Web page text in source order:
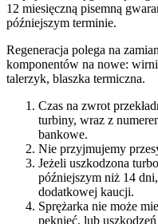
12 miesięczną pisemną
późniejszym terminie.
Regeneracja polega na
komponentów na nowe:
talerzyk, blaszka termiczna.
Czas na zwrot
turbiny, wraz z
bankowe.
Nie przyjmujemy
Jeżeli uszkodzona
późniejszym niż 14
dodatkowej kaucji.
Sprężarka nie może
pęknięć, lub